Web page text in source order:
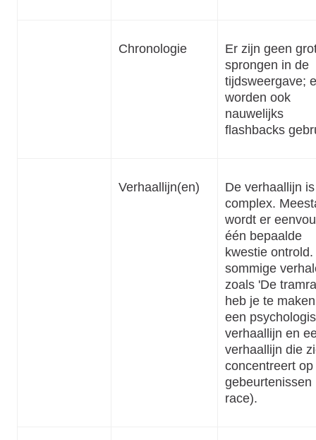
Chronologie
Er zijn geen
sprongen in de
tijdsweergave;
worden ook
nauwelijks
flashbacks
Verhaallijn(en)
De verhaallijn
complex.
wordt er
één bepaalde
kwestie ontrold.
sommige
zoals 'De
heb je te
een
verhaallijn en
verhaallijn die
concentreert op
gebeurtenissen
race).